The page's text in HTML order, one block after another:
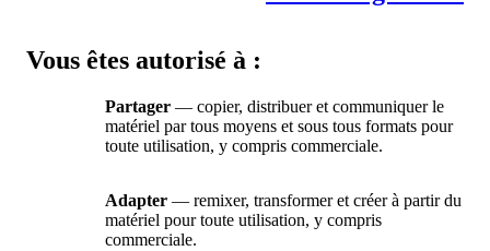
Vous êtes autorisé à :
Partager — copier, distribuer et communiquer le
matériel par tous moyens et sous tous formats pour
toute utilisation, y compris commerciale.
Adapter — remixer, transformer et créer à partir du
matériel pour toute utilisation, y compris
commerciale.